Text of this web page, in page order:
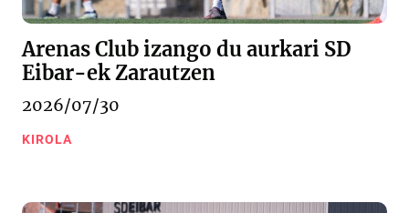
Arenas Club izango du aurkari SD
Eibar-ek Zarautzen
2026/07/30
KIROLA